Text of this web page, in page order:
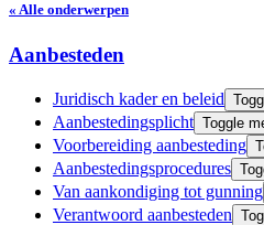
« Alle onderwerpen
Aanbesteden
Juridisch kader en beleid
Aanbestedingsplicht Toggle
Voorbereiding aanbesteding
Aanbestedings­procedures
Van aankondiging tot gunning
Verantwoord aanbesteden